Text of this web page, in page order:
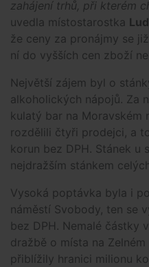
zahájení trhů, při kterém
uvedla místostarostka
že ceny za pronájmy se
ní do vyšších cen zboží
Největší zájem byl o
alkoholických nápojů. Za
kulatý bar na Moravském
rozdělili čtyři prodejci, a
korun bez DPH. Stánek u
nejdražším stánkem
Vysoká poptávka byla i
náměstí Svobody, ten se
bez DPH. Nemalé částky
dražbě o místa na
přiblížily hranici milionu